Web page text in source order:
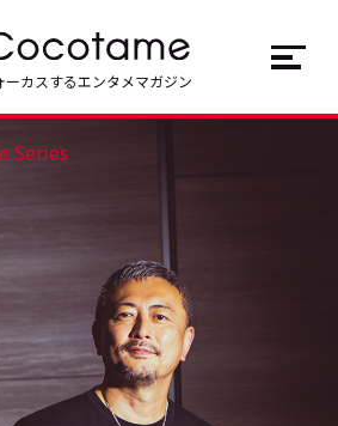
About
JP EN
ーカスするエンタメマガジン
Series